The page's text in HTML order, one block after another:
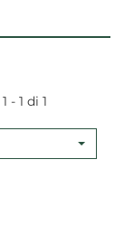
1 - 1 di 1